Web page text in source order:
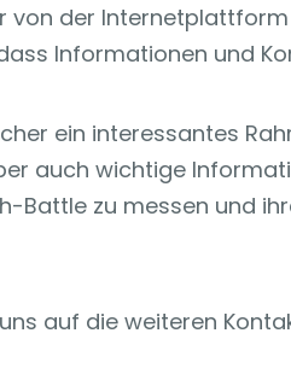
von der Internetplattform
Informationen und
ein interessantes
auch wichtige
Battle zu messen und
auf die weiteren